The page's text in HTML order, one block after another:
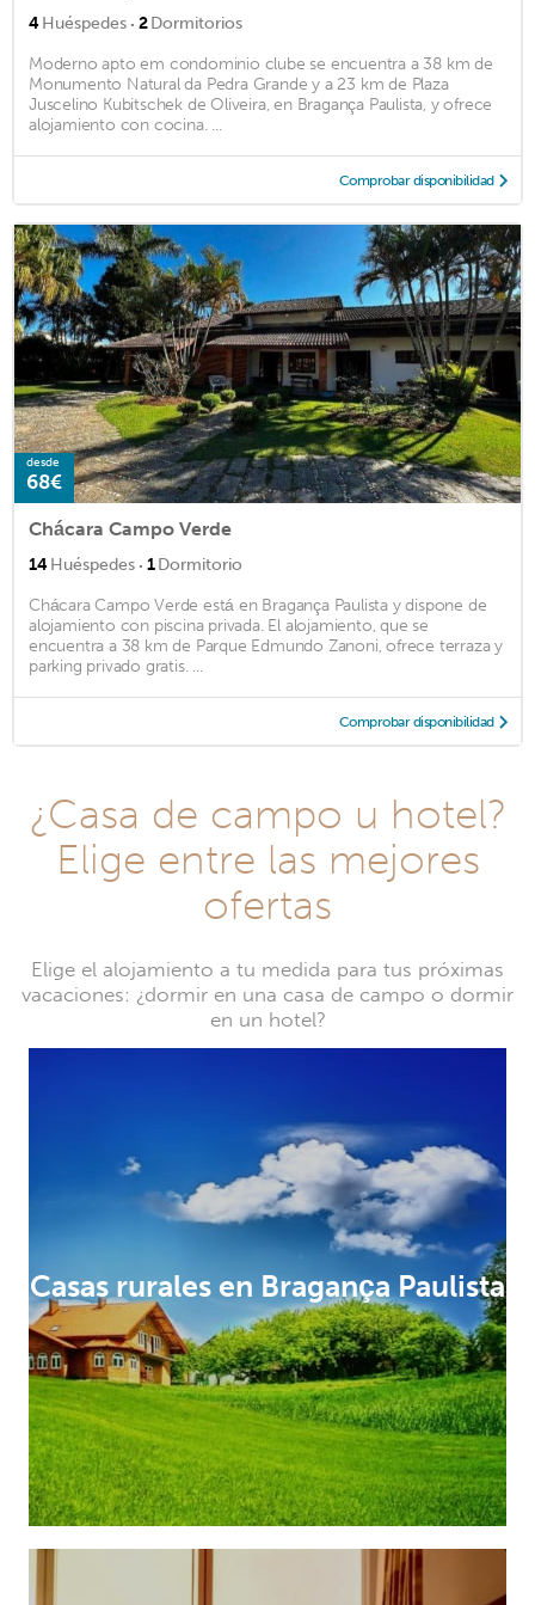
4Huéspedes · 2Dormitorios
Moderno apto em condominio clube se encuentra a 38 km de
Monumento Natural da Pedra Grande y a 23 km de Plaza
Juscelino Kubitschek de Oliveira, en Bragança Paulista, y ofrece
alojamiento con cocina. ...
Comprobar disponibilidad
desde
68€
Chácara Campo Verde
14Huéspedes · 1Dormitorio
Chácara Campo Verde está en Bragança Paulista y dispone de
alojamiento con piscina privada. El alojamiento, que se
encuentra a 38 km de Parque Edmundo Zanoni, ofrece terraza y
parking privado gratis. ...
Comprobar disponibilidad
¿Casa de campo u hotel?
Elige entre las mejores
ofertas
Elige el alojamiento a tu medida para tus próximas
vacaciones: ¿dormir en una casa de campo o dormir
en un hotel?
Casas rurales en Bragança Paulista